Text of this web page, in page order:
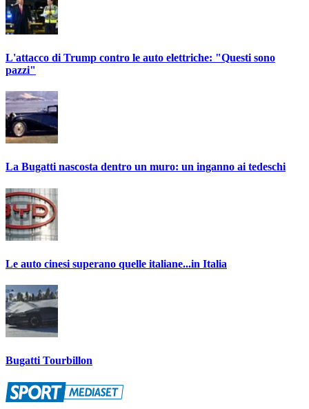
L'attacco di Trump contro le auto elettriche: "Questi sono
pazzi"
La Bugatti nascosta dentro un muro: un inganno ai tedeschi
Le auto cinesi superano quelle italiane...in Italia
Bugatti Tourbillon